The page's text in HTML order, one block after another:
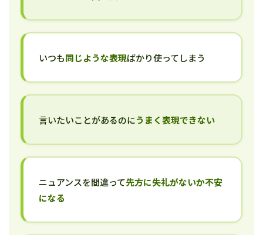
いつも同じような表現ばかり使ってしまう
言いたいことがあるのにうまく表現できない
ニュアンスを間違って先方に失礼がないか不安
になる